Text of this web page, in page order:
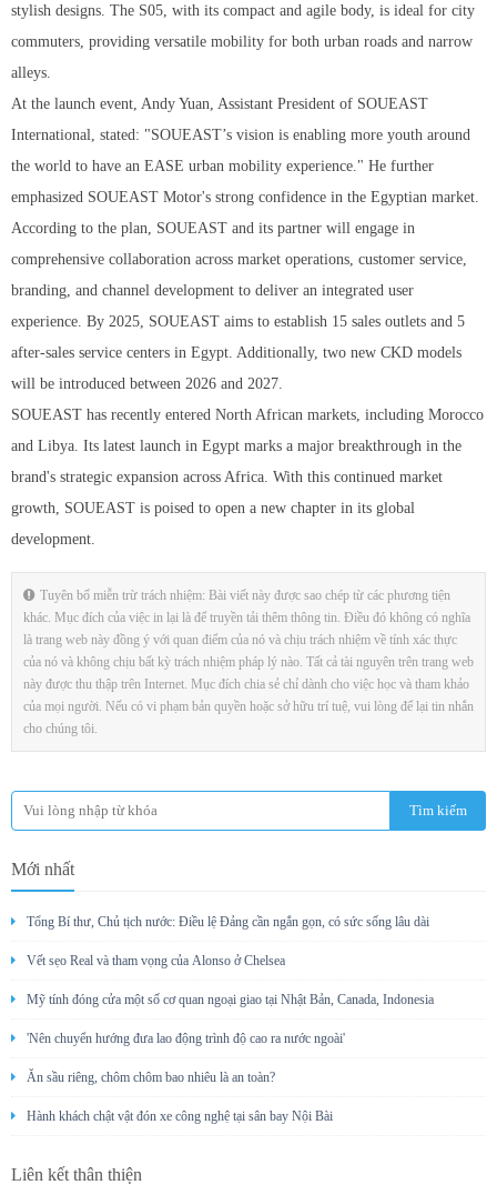
stylish designs. The S05, with its compact and agile body, is ideal for city
commuters, providing versatile mobility for both urban roads and narrow
alleys.
At the launch event, Andy Yuan, Assistant President of SOUEAST
International, stated: "SOUEAST’s vision is enabling more youth around
the world to have an EASE urban mobility experience." He further
emphasized SOUEAST Motor's strong confidence in the Egyptian market.
According to the plan, SOUEAST and its partner will engage in
comprehensive collaboration across market operations, customer service,
branding, and channel development to deliver an integrated user
experience. By 2025, SOUEAST aims to establish 15 sales outlets and 5
after-sales service centers in Egypt. Additionally, two new CKD models
will be introduced between 2026 and 2027.
SOUEAST has recently entered North African markets, including Morocco
and Libya. Its latest launch in Egypt marks a major breakthrough in the
brand's strategic expansion across Africa. With this continued market
growth, SOUEAST is poised to open a new chapter in its global
development.
Tuyên bố miễn trừ trách nhiệm: Bài viết này được sao chép từ các phương tiện
khác. Mục đích của việc in lại là để truyền tải thêm thông tin. Điều đó không có nghĩa
là trang web này đồng ý với quan điểm của nó và chịu trách nhiệm về tính xác thực
của nó và không chịu bất kỳ trách nhiệm pháp lý nào. Tất cả tài nguyên trên trang web
này được thu thập trên Internet. Mục đích chia sẻ chỉ dành cho việc học và tham khảo
của mọi người. Nếu có vi phạm bản quyền hoặc sở hữu trí tuệ, vui lòng để lại tin nhắn
cho chúng tôi.
Mới nhất
Tổng Bí thư, Chủ tịch nước: Điều lệ Đảng cần ngắn gọn, có sức sống lâu dài
Vết sẹo Real và tham vọng của Alonso ở Chelsea
Mỹ tính đóng cửa một số cơ quan ngoại giao tại Nhật Bản, Canada, Indonesia
'Nên chuyển hướng đưa lao động trình độ cao ra nước ngoài'
Ăn sầu riêng, chôm chôm bao nhiêu là an toàn?
Hành khách chật vật đón xe công nghệ tại sân bay Nội Bài
Liên kết thân thiện